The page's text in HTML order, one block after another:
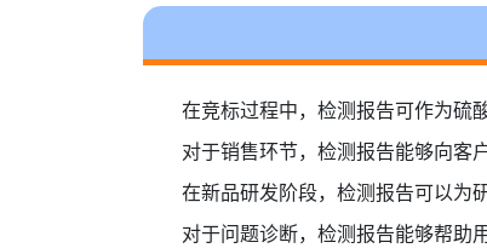
在竞标过程中，检测报告可作为硫
对于销售环节，检测报告能够向客
在新品研发阶段，检测报告可以为
对于问题诊断，检测报告能够帮助